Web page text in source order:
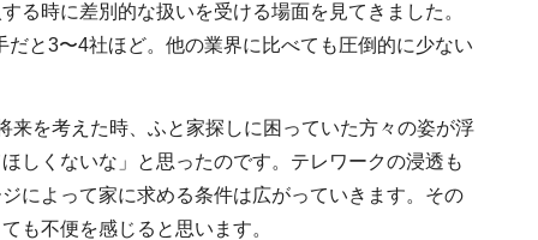
る時に差別的な扱いを受ける場面を見てきました。
と3〜4社ほど。他の業界に比べても圧倒的に少ない
を考えた時、ふと家探しに困っていた方々の姿が浮
しくないな」と思ったのです。テレワークの浸透も
によって家に求める条件は広がっていきます。その
も不便を感じると思います。